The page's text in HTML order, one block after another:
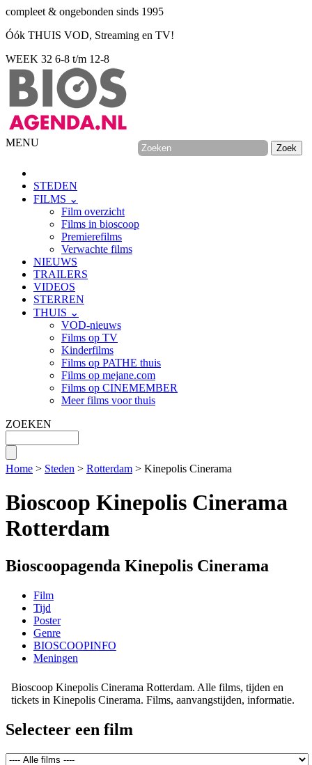
compleet & ongebonden sinds 1995
Óók THUIS VOD, Streaming en TV!
WEEK 32 6-8 t/m 12-8
MENU
STEDEN
FILMS ⌄
Film overzicht
Films in bioscoop
Premierefilms
Verwachte films
NIEUWS
TRAILERS
VIDEOS
STERREN
THUIS ⌄
VOD-nieuws
Films op TV
Kinderfilms
Films op PATHE thuis
Films op mejane.com
Films op CINEMEMBER
Meer films voor thuis
ZOEKEN
Home > Steden > Rotterdam > Kinepolis Cinerama
Bioscoop Kinepolis Cinerama
Rotterdam
Bioscoopagenda Kinepolis Cinerama
Film
Tijd
Poster
Genre
BIOSCOOPINFO
Meningen
Bioscoop Kinepolis Cinerama Rotterdam. Alle films, tijden en
tickets in Kinepolis Cinerama. Films, aanvangstijden, informatie.
Selecteer een film